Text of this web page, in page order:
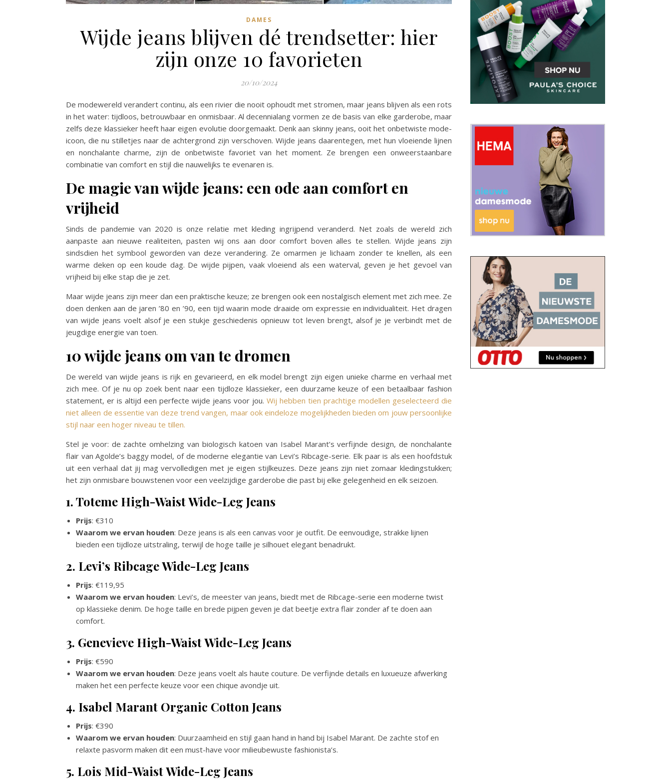
DAMES
Wijde jeans blijven dé trendsetter: hier
zijn onze 10 favorieten
20/10/2024
De modewereld verandert continu, als een rivier die nooit ophoudt met stromen, maar jeans blijven als een rots
in het water: tijdloos, betrouwbaar en onmisbaar. Al decennialang vormen ze de basis van elke garderobe, maar
zelfs deze klassieker heeft haar eigen evolutie doorgemaakt. Denk aan skinny jeans, ooit het onbetwiste mode-
icoon, die nu stilletjes naar de achtergrond zijn verschoven. Wijde jeans daarentegen, met hun vloeiende lijnen
en nonchalante charme, zijn de onbetwiste favoriet van het moment. Ze brengen een onweerstaanbare
combinatie van comfort en stijl die nauwelijks te evenaren is.
De magie van wijde jeans: een ode aan comfort en
vrijheid
Sinds de pandemie van 2020 is onze relatie met kleding ingrijpend veranderd. Net zoals de wereld zich
aanpaste aan nieuwe realiteiten, pasten wij ons aan door comfort boven alles te stellen. Wijde jeans zijn
sindsdien het symbool geworden van deze verandering. Ze omarmen je lichaam zonder te knellen, als een
warme deken op een koude dag. De wijde pijpen, vaak vloeiend als een waterval, geven je het gevoel van
vrijheid bij elke stap die je zet.
Maar wijde jeans zijn meer dan een praktische keuze; ze brengen ook een nostalgisch element met zich mee. Ze
doen denken aan de jaren ’80 en ’90, een tijd waarin mode draaide om expressie en individualiteit. Het dragen
van wijde jeans voelt alsof je een stukje geschiedenis opnieuw tot leven brengt, alsof je je verbindt met de
jeugdige energie van toen.
10 wijde jeans om van te dromen
De wereld van wijde jeans is rijk en gevarieerd, en elk model brengt zijn eigen unieke charme en verhaal met
zich mee. Of je nu op zoek bent naar een tijdloze klassieker, een duurzame keuze of een betaalbaar fashion
statement, er is altijd een perfecte wijde jeans voor jou. Wij hebben tien prachtige modellen geselecteerd die
niet alleen de essentie van deze trend vangen, maar ook eindeloze mogelijkheden bieden om jouw persoonlijke
stijl naar een hoger niveau te tillen.
Stel je voor: de zachte omhelzing van biologisch katoen van Isabel Marant’s verfijnde design, de nonchalante
flair van Agolde’s baggy model, of de moderne elegantie van Levi’s Ribcage-serie. Elk paar is als een hoofdstuk
uit een verhaal dat jij mag vervolledigen met je eigen stijlkeuzes. Deze jeans zijn niet zomaar kledingstukken;
het zijn onmisbare bouwstenen voor een veelzijdige garderobe die past bij elke gelegenheid en elk seizoen.
1. Toteme High-Waist Wide-Leg Jeans
Prijs: €310
Waarom we ervan houden: Deze jeans is als een canvas voor je outfit. De eenvoudige, strakke lijnen
bieden een tijdloze uitstraling, terwijl de hoge taille je silhouet elegant benadrukt.
2. Levi’s Ribcage Wide-Leg Jeans
Prijs: €119,95
Waarom we ervan houden: Levi’s, de meester van jeans, biedt met de Ribcage-serie een moderne twist
op klassieke denim. De hoge taille en brede pijpen geven je dat beetje extra flair zonder af te doen aan
comfort.
3. Genevieve High-Waist Wide-Leg Jeans
Prijs: €590
Waarom we ervan houden: Deze jeans voelt als haute couture. De verfijnde details en luxueuze afwerking
maken het een perfecte keuze voor een chique avondje uit.
4. Isabel Marant Organic Cotton Jeans
Prijs: €390
Waarom we ervan houden: Duurzaamheid en stijl gaan hand in hand bij Isabel Marant. De zachte stof en
relaxte pasvorm maken dit een must-have voor milieubewuste fashionista’s.
5. Lois Mid-Waist Wide-Leg Jeans